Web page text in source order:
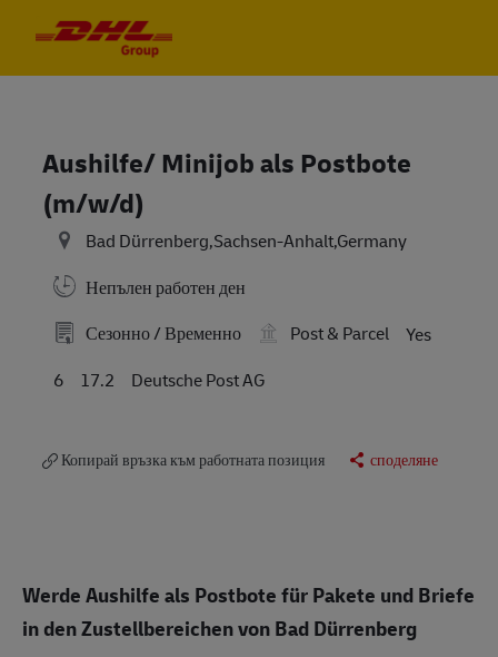
Aushilfe/ Minijob als Postbote
(m/w/d)
Bad Dürrenberg,Sachsen-Anhalt,Germany
Непълен работен ден
Сезонно / Временно
Post & Parcel
Yes
6
17.2 Deutsche Post AG
Копирай връзка към работната позиция споделяне
Werde Aushilfe als Postbote für Pakete und Briefe
in den Zustellbereichen von Bad Dürrenberg